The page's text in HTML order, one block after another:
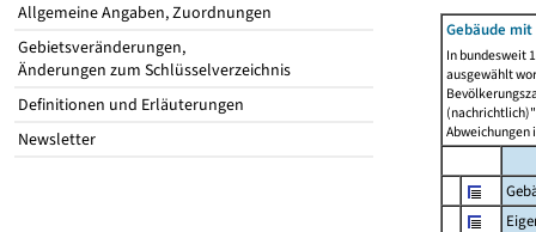
Allgemeine Angaben, Zuordnungen
Gebietsveränderungen,
Änderungen zum Schlüsselverzeichnis
Definitionen und Erläuterungen
Newsletter
Gebäude
In bundesweit
ausgewählt
Abweichungen